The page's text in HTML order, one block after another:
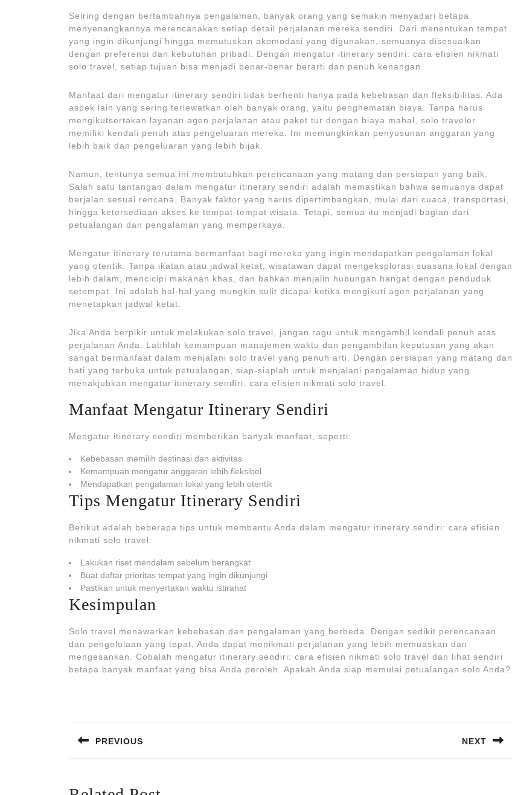
Seiring dengan bertambahnya pengalaman, banyak orang yang semakin menyadari betapa
menyenangkannya merencanakan setiap detail perjalanan mereka sendiri. Dari menentukan tempat
yang ingin dikunjungi hingga memutuskan akomodasi yang digunakan, semuanya disesuaikan
dengan preferensi dan kebutuhan pribadi. Dengan mengatur itinerary sendiri: cara efisien nikmati
solo travel, setiap tujuan bisa menjadi benar-benar berarti dan penuh kenangan.
Manfaat dari mengatur itinerary sendiri tidak berhenti hanya pada kebebasan dan fleksibilitas. Ada
aspek lain yang sering terlewatkan oleh banyak orang, yaitu penghematan biaya. Tanpa harus
mengikutsertakan layanan agen perjalanan atau paket tur dengan biaya mahal, solo traveler
memiliki kendali penuh atas pengeluaran mereka. Ini memungkinkan penyusunan anggaran yang
lebih baik dan pengeluaran yang lebih bijak.
Namun, tentunya semua ini membutuhkan perencanaan yang matang dan persiapan yang baik.
Salah satu tantangan dalam mengatur itinerary sendiri adalah memastikan bahwa semuanya dapat
berjalan sesuai rencana. Banyak faktor yang harus dipertimbangkan, mulai dari cuaca, transportasi,
hingga ketersediaan akses ke tempat-tempat wisata. Tetapi, semua itu menjadi bagian dari
petualangan dan pengalaman yang memperkaya.
Mengatur itinerary terutama bermanfaat bagi mereka yang ingin mendapatkan pengalaman lokal
yang otentik. Tanpa ikatan atau jadwal ketat, wisatawan dapat mengeksplorasi suasana lokal dengan
lebih dalam, mencicipi makanan khas, dan bahkan menjalin hubungan hangat dengan penduduk
setempat. Ini adalah hal-hal yang mungkin sulit dicapai ketika mengikuti agen perjalanan yang
menetapkan jadwal ketat.
Jika Anda berpikir untuk melakukan solo travel, jangan ragu untuk mengambil kendali penuh atas
perjalanan Anda. Latihlah kemampuan manajemen waktu dan pengambilan keputusan yang akan
sangat bermanfaat dalam menjalani solo travel yang penuh arti. Dengan persiapan yang matang dan
hati yang terbuka untuk petualangan, siap-siaplah untuk menjalani pengalaman hidup yang
menakjubkan mengatur itinerary sendiri: cara efisien nikmati solo travel.
Manfaat Mengatur Itinerary Sendiri
Mengatur itinerary sendiri memberikan banyak manfaat, seperti:
Kebebasan memilih destinasi dan aktivitas
Kemampuan mengatur anggaran lebih fleksibel
Mendapatkan pengalaman lokal yang lebih otentik
Tips Mengatur Itinerary Sendiri
Berikut adalah beberapa tips untuk membantu Anda dalam mengatur itinerary sendiri: cara efisien
nikmati solo travel:
Lakukan riset mendalam sebelum berangkat
Buat daftar prioritas tempat yang ingin dikunjungi
Pastikan untuk menyertakan waktu istirahat
Kesimpulan
Solo travel menawarkan kebebasan dan pengalaman yang berbeda. Dengan sedikit perencanaan
dan pengelolaan yang tepat, Anda dapat menikmati perjalanan yang lebih memuaskan dan
mengesankan. Cobalah mengatur itinerary sendiri: cara efisien nikmati solo travel dan lihat sendiri
betapa banyak manfaat yang bisa Anda peroleh. Apakah Anda siap memulai petualangan solo Anda?
navigation
PREVIOUS NEXT